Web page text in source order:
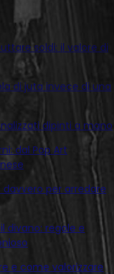
soldi: il valore di
di juta invece di una
dipinti a mano
dal Pop Art
per arredare
divano: regole e
e come valorizzare